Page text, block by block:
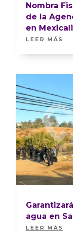
Nombra
de la
en
LEER MÁS
agua en
LEER MÁS